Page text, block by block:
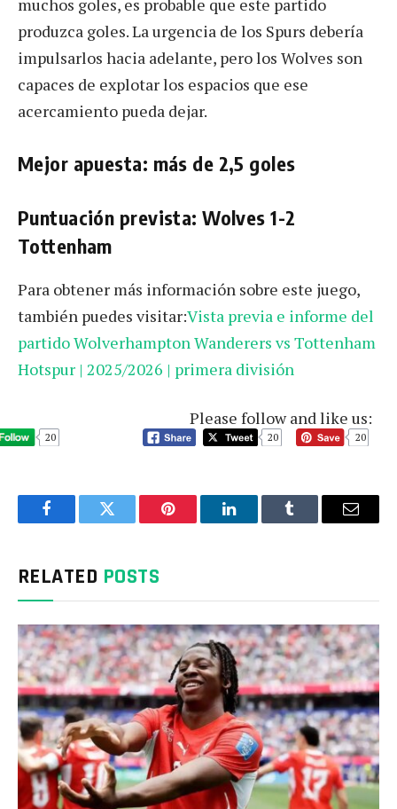
produzca goles. La urgencia de los Spurs debería
impulsarlos hacia adelante, pero los Wolves son
capaces de explotar los espacios que ese
acercamiento pueda dejar.
Mejor apuesta: más de 2,5 goles
Puntuación prevista: Wolves 1-2
Tottenham
Para obtener más información sobre este juego,
también puedes visitar:Vista previa e informe del
partido Wolverhampton Wanderers vs Tottenham
Hotspur | 2025/2026 | primera división
Please follow and like us:
20 20 20
FacebookTwitter Pinterest LinkedInTumblr Email
RELATED POSTS